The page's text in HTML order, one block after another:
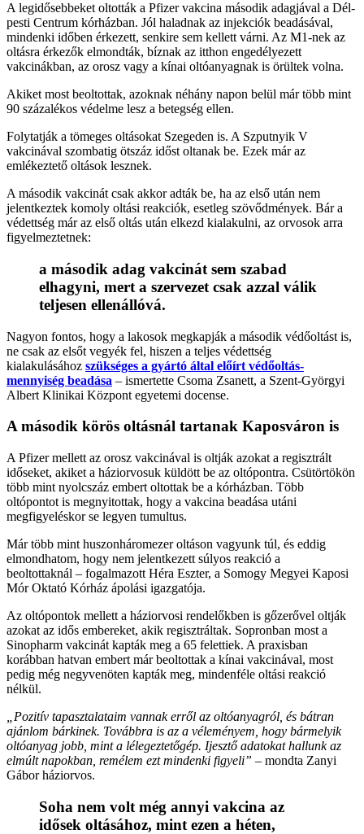
A legidősebbeket oltották a Pfizer vakcina második adagjával a Dél-
pesti Centrum kórházban. Jól haladnak az injekciók beadásával,
mindenki időben érkezett, senkire sem kellett várni. Az M1-nek az
oltásra érkezők elmondták, bíznak az itthon engedélyezett
vakcinákban, az orosz vagy a kínai oltóanyagnak is örültek volna.
Akiket most beoltottak, azoknak néhány napon belül már több mint
90 százalékos védelme lesz a betegség ellen.
Folytatják a tömeges oltásokat Szegeden is. A Szputnyik V
vakcinával szombatig ötszáz időst oltanak be. Ezek már az
emlékeztető oltások lesznek.
A második vakcinát csak akkor adták be, ha az első után nem
jelentkeztek komoly oltási reakciók, esetleg szövődmények. Bár a
védettség már az első oltás után elkezd kialakulni, az orvosok arra
figyelmeztetnek:
a második adag vakcinát sem szabad
elhagyni, mert a szervezet csak azzal válik
teljesen ellenállóvá.
Nagyon fontos, hogy a lakosok megkapják a második védőoltást is,
ne csak az elsőt vegyék fel, hiszen a teljes védettség
kialakulásához szükséges a gyártó által előírt védőoltás-
mennyiség beadása – ismertette Csoma Zsanett, a Szent-Györgyi
Albert Klinikai Központ egyetemi docense.
A második körös oltásnál tartanak Kaposváron is
A Pfizer mellett az orosz vakcinával is oltják azokat a regisztrált
időseket, akiket a háziorvosuk küldött be az oltópontra. Csütörtökön
több mint nyolcszáz embert oltottak be a kórházban. Több
oltópontot is megnyitottak, hogy a vakcina beadása utáni
megfigyeléskor se legyen tumultus.
Már több mint huszonháromezer oltáson vagyunk túl, és eddig
elmondhatom, hogy nem jelentkezett súlyos reakció a
beoltottaknál – fogalmazott Héra Eszter, a Somogy Megyei Kaposi
Mór Oktató Kórház ápolási igazgatója.
Az oltópontok mellett a háziorvosi rendelőkben is gőzerővel oltják
azokat az idős embereket, akik regisztráltak. Sopronban most a
Sinopharm vakcinát kapták meg a 65 felettiek. A praxisban
korábban hatvan embert már beoltottak a kínai vakcinával, most
pedig még negyvenöten kapták meg, mindenféle oltási reakció
nélkül.
„Pozitív tapasztalataim vannak erről az oltóanyagról, és bátran
ajánlom bárkinek. Továbbra is az a véleményem, hogy bármelyik
oltóanyag jobb, mint a lélegeztetőgép. Ijesztő adatokat hallunk az
elmúlt napokban, remélem ezt mindenki figyeli” – mondta Zanyi
Gábor háziorvos.
Soha nem volt még annyi vakcina az
idősek oltásához, mint ezen a héten,